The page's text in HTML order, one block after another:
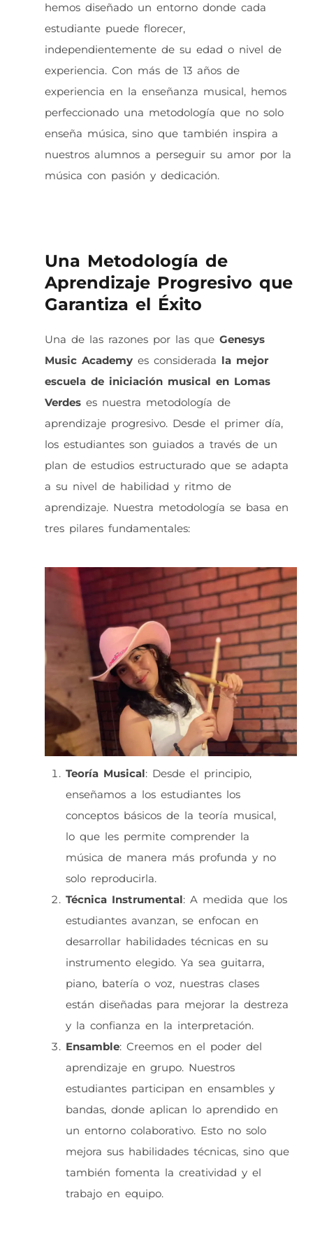
hemos diseñado un entorno donde cada
estudiante puede florecer,
independientemente de su edad o nivel de
experiencia. Con más de 13 años de
experiencia en la enseñanza musical, hemos
perfeccionado una metodología que no solo
enseña música, sino que también inspira a
nuestros alumnos a perseguir su amor por la
música con pasión y dedicación.
Una Metodología de
Aprendizaje Progresivo que
Garantiza el Éxito
Una de las razones por las que Genesys
Music Academyes considerada la mejor
escuela de iniciación musical en Lomas
Verdeses nuestra metodología de
aprendizaje progresivo. Desde el primer día,
los estudiantes son guiados a través de un
plan de estudios estructurado que se adapta
a su nivel de habilidad y ritmo de
aprendizaje. Nuestra metodología se basa en
tres pilares fundamentales:
Teoría Musical: Desde el principio,
enseñamos a los estudiantes los
conceptos básicos de la teoría musical,
lo que les permite comprender la
música de manera más profunda y no
solo reproducirla.
Técnica Instrumental: A medida que los
estudiantes avanzan, se enfocan en
desarrollar habilidades técnicas en su
instrumento elegido. Ya sea guitarra,
piano, batería o voz, nuestras clases
están diseñadas para mejorar la destreza
y la confianza en la interpretación.
Ensamble: Creemos en el poder del
aprendizaje en grupo. Nuestros
estudiantes participan en ensambles y
bandas, donde aplican lo aprendido en
un entorno colaborativo. Esto no solo
mejora sus habilidades técnicas, sino que
también fomenta la creatividad y el
trabajo en equipo.